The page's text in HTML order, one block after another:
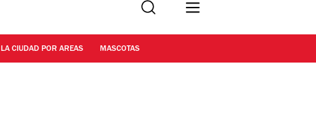
Buscar
LA CIUDAD POR AREAS MASCOTAS